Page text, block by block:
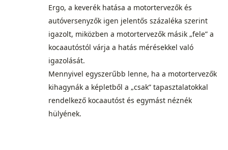
Ergo, a keverék hatása a motortervezők és
autóversenyzők igen jelentős százaléka szerint
igazolt, miközben a motortervezők másik „fele” a
kocaautóstól várja a hatás mérésekkel való
igazolását.
Mennyivel egyszerűbb lenne, ha a motortervezők
kihagynák a képletből a „csak” tapasztalatokkal
rendelkező kocaautóst és egymást néznék
hülyének.